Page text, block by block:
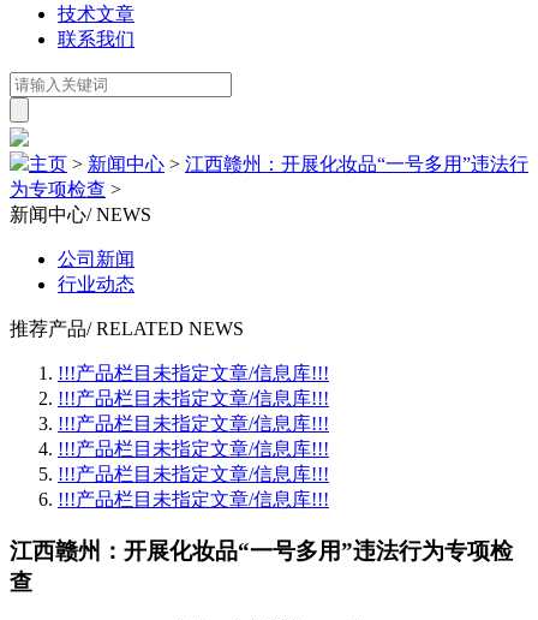
技术文章
联系我们
主页 > 新闻中心 > 江西赣州：开展化妆品“一号多用”违法行
为专项检查 >
新闻中心/ NEWS
公司新闻
行业动态
推荐产品/ RELATED NEWS
!!!产品栏目未指定文章/信息库!!!
!!!产品栏目未指定文章/信息库!!!
!!!产品栏目未指定文章/信息库!!!
!!!产品栏目未指定文章/信息库!!!
!!!产品栏目未指定文章/信息库!!!
!!!产品栏目未指定文章/信息库!!!
江西赣州：开展化妆品“一号多用”违法行为专项检
查